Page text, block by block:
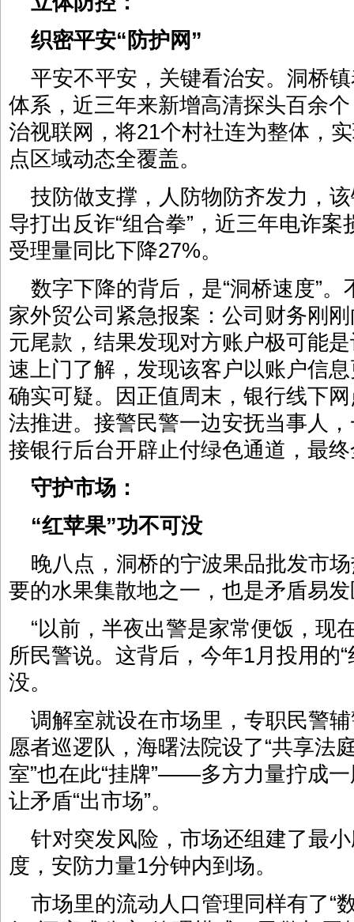
织密平安“防护网”
平安不平安，关键看治安。洞桥
体系，近三年来新增高清探头百余
治视联网，将21个村社连为整体，
点区域动态全覆盖。
技防做支撑，人防物防齐发力，
导打出反诈“组合拳”，近三年电诈案
受理量同比下降27%。
数字下降的背后，是“洞桥速度”
家外贸公司紧急报案：公司财务刚
元尾款，结果发现对方账户极可能
速上门了解，发现该客户以账户信
确实可疑。因正值周末，银行线下
法推进。接警民警一边安抚当事人
接银行后台开辟止付绿色通道，最
守护市场：
“红苹果”功不可没
晚八点，洞桥的宁波果品批发市
要的水果集散地之一，也是矛盾易
“以前，半夜出警是家常便饭，现
所民警说。这背后，今年1月投用的
没。
调解室就设在市场里，专职民警
愿者巡逻队，海曙法院设了“共享法
室”也在此“挂牌”——多方力量拧成
让矛盾“出市场”。
针对突发风险，市场还组建了最
度，安防力量1分钟内到场。
市场里的流动人口管理同样有了“